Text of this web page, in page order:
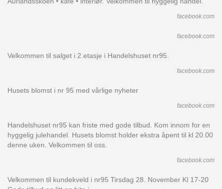
facebook.com
facebook.com
Velkommen til salget i 2.etasje i Handelshuset nr95.
facebook.com
Husets blomst i nr 95 med vårlige nyheter
facebook.com
Handelshuset nr95 kan friste med gode tilbud. Kom innom for en
hyggelig julehandel. Husets blomst holder ekstra åpent til kl 20.00
denne uken. Velkommen til oss.
facebook.com
Velkommen til kundekveld i nr95 Tirsdag 28. November Kl 17-20